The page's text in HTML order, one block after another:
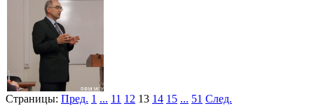
Страницы: Пред. 1 ... 11 12 13 14 15 ... 51 След.